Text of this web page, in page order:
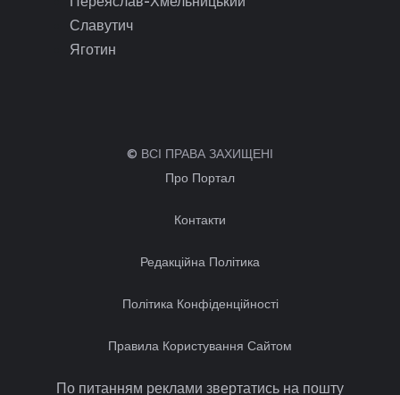
Славутич
Яготин
© ВСІ ПРАВА ЗАХИЩЕНІ
Про Портал
Контакти
Редакційна Політика
Політика Конфіденційності
Правила Користування Сайтом
По питанням реклами звертатись на пошту